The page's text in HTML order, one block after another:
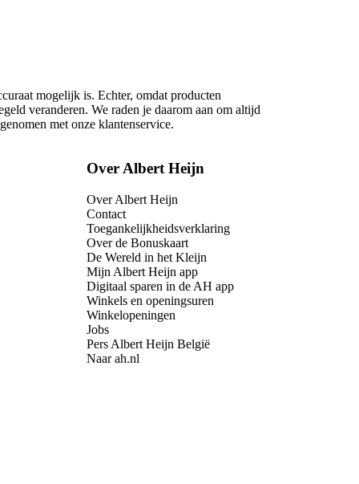
mogelijk is. Echter, omdat producten
veranderen. We raden je daarom aan om altijd
met onze klantenservice.
Over Albert Heijn
Over Albert Heijn
Contact
Toegankelijkheidsverklaring
Over de Bonuskaart
De Wereld in het Kleijn
Mijn Albert Heijn app
Digitaal sparen in de AH app
Winkels en openingsuren
Winkelopeningen
Jobs
Pers Albert Heijn België
Naar ah.nl